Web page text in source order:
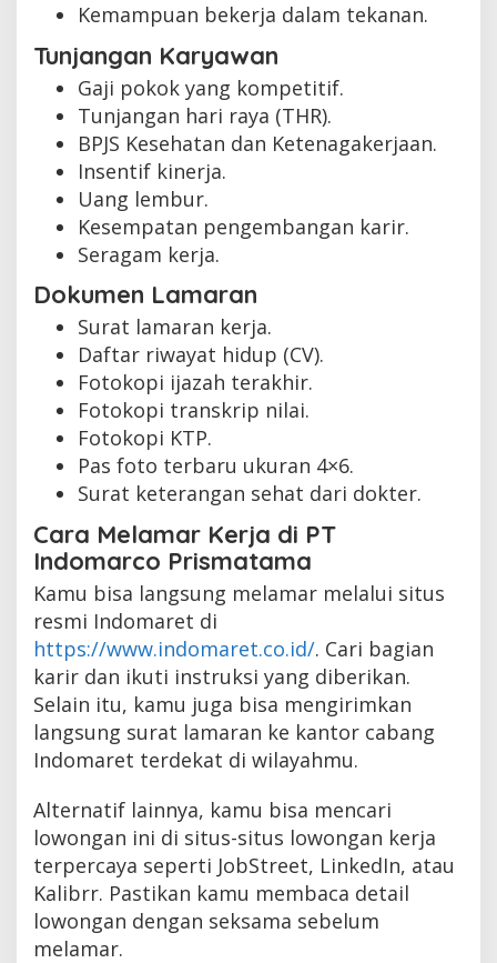
Kemampuan bekerja dalam tekanan.
Tunjangan Karyawan
Gaji pokok yang kompetitif.
Tunjangan hari raya (THR).
BPJS Kesehatan dan Ketenagakerjaan.
Insentif kinerja.
Uang lembur.
Kesempatan pengembangan karir.
Seragam kerja.
Dokumen Lamaran
Surat lamaran kerja.
Daftar riwayat hidup (CV).
Fotokopi ijazah terakhir.
Fotokopi transkrip nilai.
Fotokopi KTP.
Pas foto terbaru ukuran 4×6.
Surat keterangan sehat dari dokter.
Cara Melamar Kerja di PT
Indomarco Prismatama
Kamu bisa langsung melamar melalui situs
resmi Indomaret di
https://www.indomaret.co.id/. Cari bagian
karir dan ikuti instruksi yang diberikan.
Selain itu, kamu juga bisa mengirimkan
langsung surat lamaran ke kantor cabang
Indomaret terdekat di wilayahmu.
Alternatif lainnya, kamu bisa mencari
lowongan ini di situs-situs lowongan kerja
terpercaya seperti JobStreet, LinkedIn, atau
Kalibrr. Pastikan kamu membaca detail
lowongan dengan seksama sebelum
melamar.